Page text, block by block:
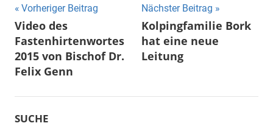
Beitragsnavigation
Vorheriger Beitrag
Video des
Fastenhirtenwortes
2015 von Bischof Dr.
Felix Genn
Nächster Beitrag
Kolpingfamilie Bork
hat eine neue
Leitung
SUCHE